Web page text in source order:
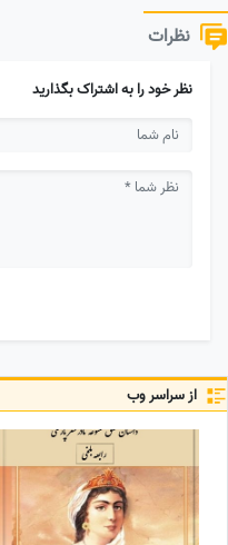
نظرات
نظر خود را به اشتراک بگذارید
از سراسر وب